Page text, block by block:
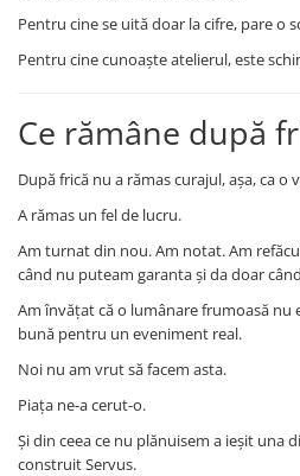
Pentru cine se uită doar la cifre, pare o
Pentru cine cunoaște atelierul, este
Ce rămâne după
După frică nu a rămas curajul, așa, ca o
A rămas un fel de lucru.
Am turnat din nou. Am notat. Am
când nu puteam garanta și da doar
Am învățat că o lumânare frumoasă
bună pentru un eveniment real.
Noi nu am vrut să facem asta.
Piața ne-a cerut-o.
Și din ceea ce nu plănuisem a ieșit una
construit Servus.